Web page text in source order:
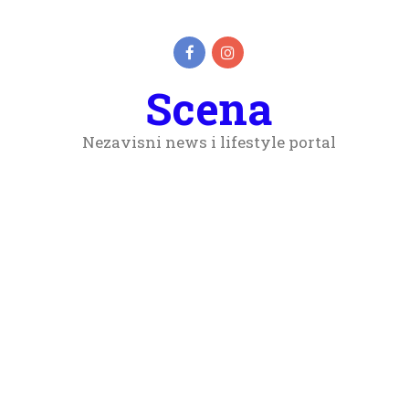
Scena
Nezavisni news i lifestyle portal